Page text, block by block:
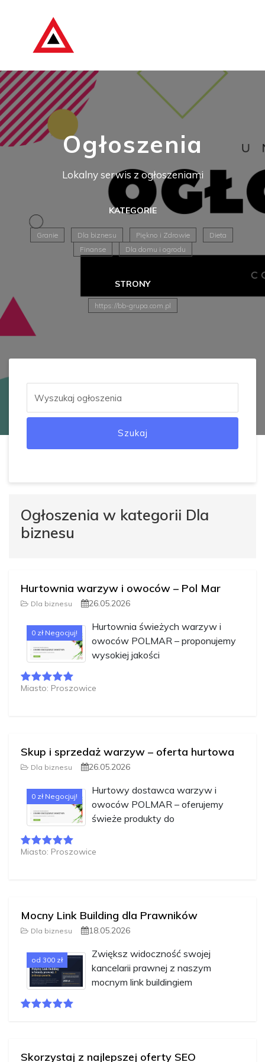
Ogłoszenia
Lokalny serwis z ogłoszeniami
KATEGORIE
Granie Dla biznesu Piękno i Zdrowie
Dieta
Finanse
Dla domu i ogrodu
STRONY
https://bb-grupa.com.pl
Szukaj
Ogłoszenia w kategorii Dla
biznesu
Hurtownia warzyw i owoców – Pol Mar
Dla biznesu 26.05.2026
0 zł Negocjuj!
Hurtownia świeżych warzyw i
owoców POLMAR – proponujemy
wysokiej jakości
Miasto: Proszowice
Skup i sprzedaż warzyw – oferta hurtowa
Dla biznesu 26.05.2026
0 zł Negocjuj!
Hurtowy dostawca warzyw i
owoców POLMAR – oferujemy
świeże produkty do
Miasto: Proszowice
Mocny Link Building dla Prawników
Dla biznesu 18.05.2026
od 300 zł
Zwiększ widoczność swojej
kancelarii prawnej z naszym
mocnym link buildingiem
Skorzystaj z najlepszej oferty SEO